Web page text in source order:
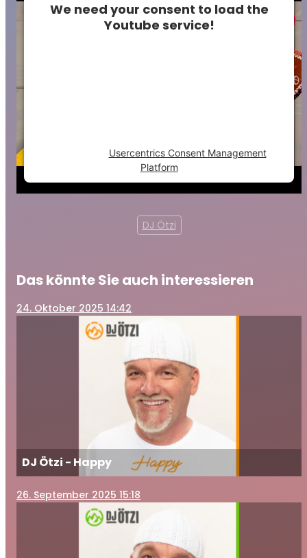
We need your consent to load the
Youtube service!
Usercentrics Consent Management
Platform
DJ Ötzi
Das könnte Sie auch interessieren
24. Oktober 2025 14:42
DJ Ötzi - Happy
26. September 2025 15:18